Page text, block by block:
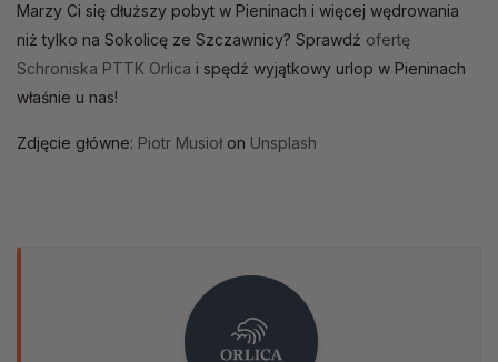
Marzy Ci się dłuższy pobyt w Pieninach i więcej wędrowania
niż tylko na Sokolicę ze Szczawnicy? Sprawdź ofertę
Schroniska PTTK Orlica i spędź wyjątkowy urlop w Pieninach
właśnie u nas!
Zdjęcie główne: Piotr Musioł on Unsplash